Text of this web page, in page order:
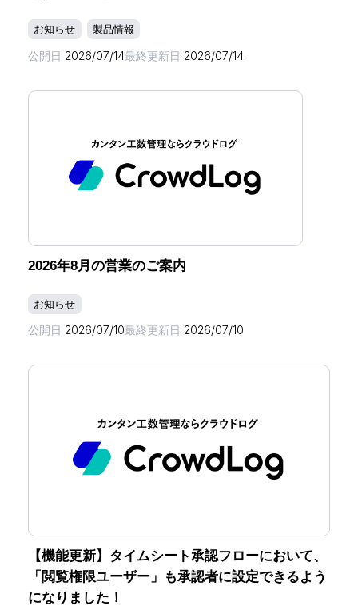
お知らせ 製品情報
公開日 2026/07/14最終更新日 2026/07/14
2026年8月の営業のご案内
お知らせ
公開日 2026/07/10最終更新日 2026/07/10
【機能更新】タイムシート承認フローにおいて、
「閲覧権限ユーザー」も承認者に設定できるよう
になりました！